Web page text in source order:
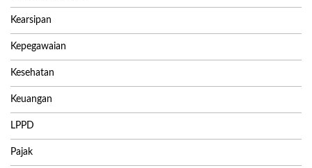
Kearsipan
Kepegawaian
Kesehatan
Keuangan
LPPD
Pajak